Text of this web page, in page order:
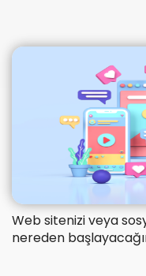
Web sitenizi veya
nereden